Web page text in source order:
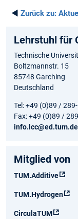
◄ Zurück zu:
Lehrstuhl für
Technische
Boltzmannstr. 15
85748 Garching
Deutschland
Tel: +49 (0)89 /
Fax: +49 (0)89 /
info.lcc@ed.tum.de
Mitglied von
TUM.Additive
TUM.Hydrogen
CirculaTUM